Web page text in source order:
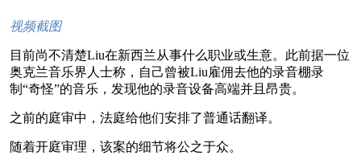
视频截图
目前尚不清楚Liu在新西兰从事什么职业或生意。此前据一位
奥克兰音乐界人士称，自己曾被Liu雇佣去他的录音棚录
制“奇怪”的音乐，发现他的录音设备高端并且昂贵。
之前的庭审中，法庭给他们安排了普通话翻译。
随着开庭审理，该案的细节将公之于众。